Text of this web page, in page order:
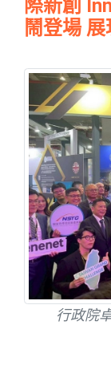
際新創
鬧登場
行政院